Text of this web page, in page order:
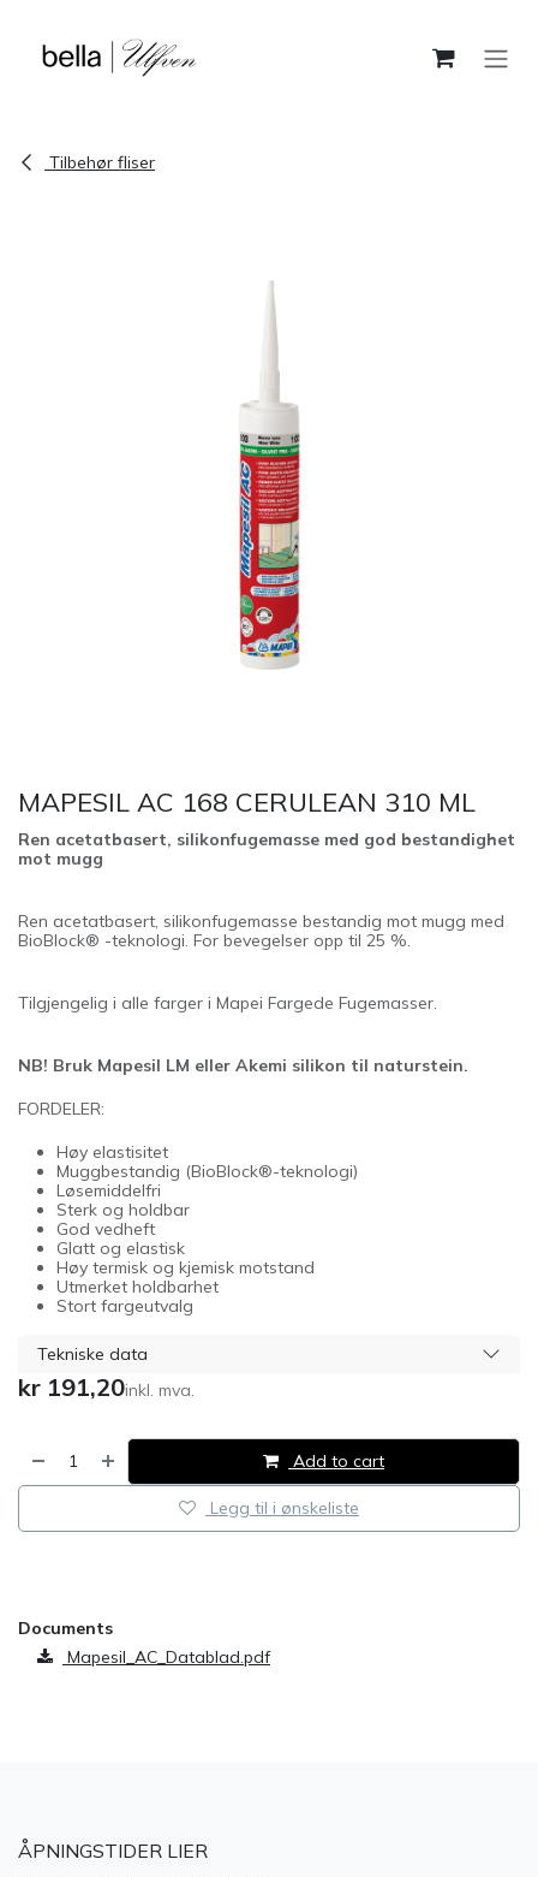
Tilbehør fliser
MAPESIL AC 168 CERULEAN 310 ML
Ren acetatbasert, silikonfugemasse med god bestandighet
mot mugg
Ren acetatbasert, silikonfugemasse bestandig mot mugg med
BioBlock® -teknologi. For bevegelser opp til 25 %.
Tilgjengelig i alle farger i Mapei Fargede Fugemasser.
NB! Bruk Mapesil LM eller Akemi silikon til naturstein.
FORDELER:
Høy elastisitet
Muggbestandig (BioBlock®-teknologi)
Løsemiddelfri
Sterk og holdbar
God vedheft
Glatt og elastisk
Høy termisk og kjemisk motstand
Utmerket holdbarhet
Stort fargeutvalg
Tekniske data
kr 191,20inkl. mva.
Add to cart
Legg til i ønskeliste
Documents
Mapesil_AC_Datablad.pdf
ÅPNINGSTIDER LIER